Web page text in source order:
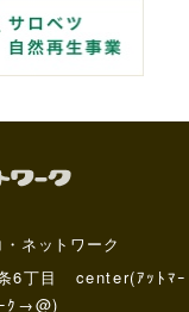
ネットワーク
6丁目 center(ｱｯﾄﾏｰ
ｸ→@)